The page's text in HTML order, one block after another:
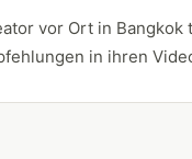
vor Ort in Bangkok
in ihren